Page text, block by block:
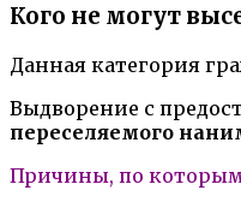
Кого не могут
Данная категория
Выдворение с
переселяемого
Причины, по